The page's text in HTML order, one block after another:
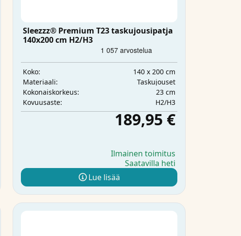
Sleezzz® Premium T23 taskujousipatja
140x200 cm H2/H3
Koko:
140 x 200 cm
Materiaali:
Taskujouset
Kokonaiskorkeus:
23 cm
Kovuusaste:
H2/H3
189,95 €
Ilmainen toimitus
Saatavilla heti
Lue lisää